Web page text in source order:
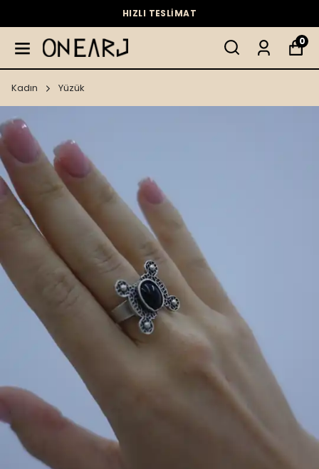
HIZLI TESLİMAT
0
Kadın Yüzük